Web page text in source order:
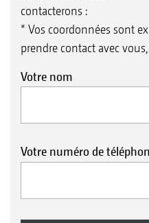
contacterons :
* Vos coordonnées sont
prendre contact avec
Votre nom
Votre numéro de